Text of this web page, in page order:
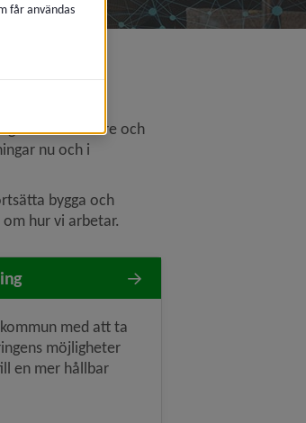
samhälle.
och invånare och
nu och i
bygga och
hur vi arbetar.
med att ta
möjligheter
en mer hållbar
får användas